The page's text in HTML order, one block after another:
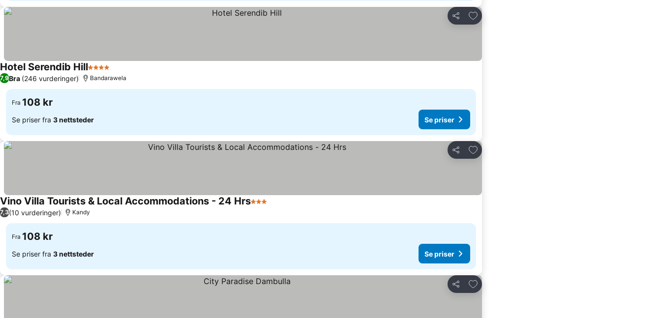
Del
Legg til i favoritter
Hotel Serendib Hill4 Stjerner
7,9Bra (246 vurderinger) Bandarawela
Fra 108 kr
Se priser fra 3 nettsteder Se priser
Del
Legg til i favoritter
Vino Villa Tourists & Local Accommodations - 24 Hrs3 Stjerner
7,3(10 vurderinger) Kandy
Fra 108 kr
Se priser fra 3 nettsteder Se priser
Del
Legg til i favoritter